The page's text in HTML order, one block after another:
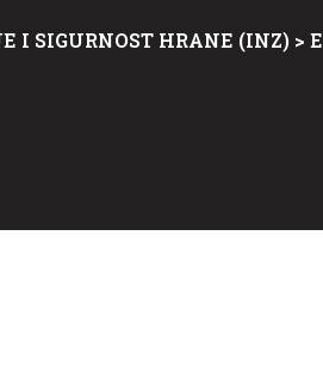
I SIGURNOST HRANE (INZ) >